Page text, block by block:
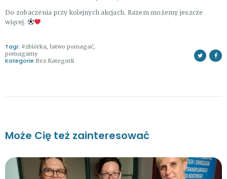
Do zobaczenia przy kolejnych akcjach. Razem możemy jeszcze
więcej.
Tagi: #zbiórka łatwo pomagać
pomagamy
Kategorie:Bez Kategorii
Może Cię też zainteresować